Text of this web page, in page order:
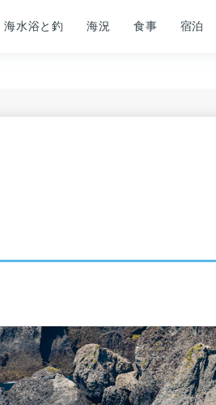
海水浴と釣 海況 食事 宿泊